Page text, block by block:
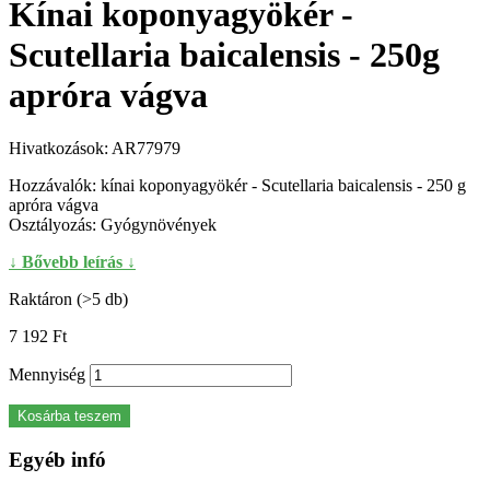
Kínai koponyagyökér -
Scutellaria baicalensis - 250g
apróra vágva
Hivatkozások: AR77979
Hozzávalók: kínai koponyagyökér - Scutellaria baicalensis - 250 g
apróra vágva
Osztályozás: Gyógynövények
↓ Bővebb leírás ↓
Raktáron (>5 db)
7 192 Ft‎
Mennyiség
Kosárba teszem
Egyéb infó